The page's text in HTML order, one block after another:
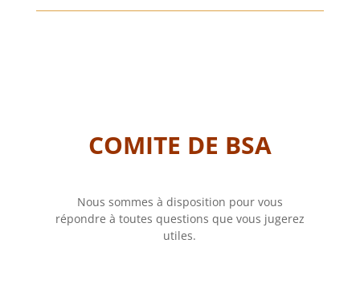
COMITE DE BSA
Nous sommes à disposition pour vous
répondre à toutes questions que vous jugerez
utiles.